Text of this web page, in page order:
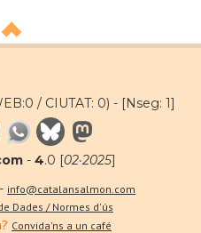
/ CIUTAT: 0) - [Nseg: 1]
- 4.0 [02·2025]
info@catalansalmon.com
Dades / Normes d'ús
Convida'ns a un café